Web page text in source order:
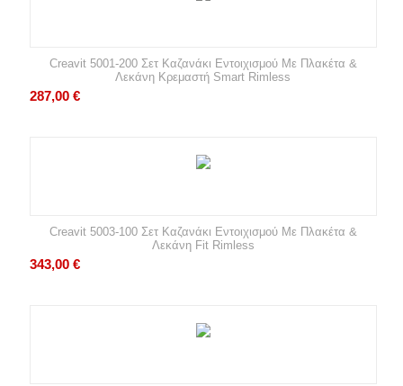
Creavit 5001-200 Σετ Καζανάκι Εντοιχισμού Με Πλακέτα &
Λεκάνη Κρεμαστή Smart Rimless
287,00 €
Creavit 5003-100 Σετ Καζανάκι Εντοιχισμού Με Πλακέτα &
Λεκάνη Fit Rimless
343,00 €